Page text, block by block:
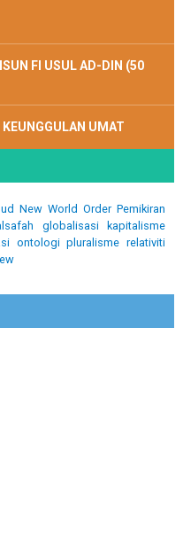
FI USUL AD-DIN (50
UMAT
New World Order Pemikiran
globalisasi
kapitalisme
ontologi pluralisme relativiti